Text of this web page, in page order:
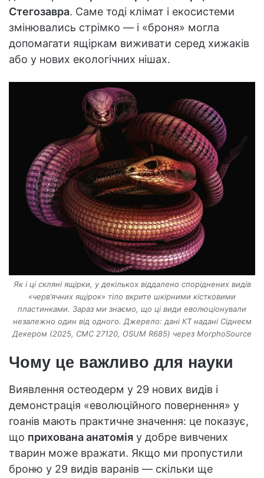
Стегозавра. Саме тоді клімат і екосистеми
змінювались стрімко — і «броня» могла
допомагати ящіркам виживати серед хижаків
або у нових екологічних нішах.
Як і ці скляні ящірки, у декількох віддалено споріднених видів
«черв’ячних ящірок» тіло вкрите шкірними кістковими
пластинками. Зараз ми знаємо, що ці види еволюціонували
незалежно один від одного. Джерело: дані КТ надані Сіднеєм
Декером (2025, CMC 27120, OSUM R685) через MorphoSource
Чому це важливо для науки
Виявлення остеодерм у 29 нових видів і
демонстрація «еволюційного повернення» у
гоанів мають практичне значення: це показує,
що прихована анатомія у добре вивчених
тварин може вражати. Якщо ми пропустили
броню у 29 видів варанів — скільки ще